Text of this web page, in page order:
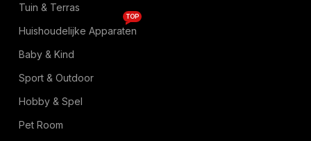
Tuin & Terras
Huishoudelijke Apparaten
TOP
Baby & Kind
Sport & Outdoor
Hobby & Spel
Pet Room